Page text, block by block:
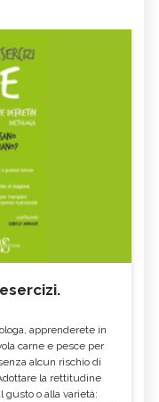
apprenderete in
carne e pesce per
alcun rischio di
la rettitudine
gusto o alla varietà: